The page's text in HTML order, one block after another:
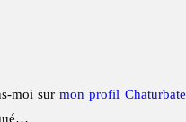
moi surmon profil Chaturbate